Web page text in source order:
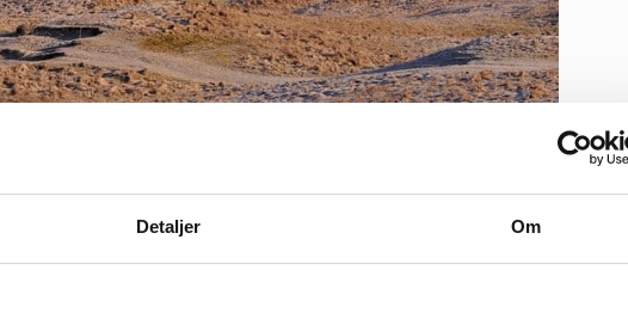
Detaljer Om